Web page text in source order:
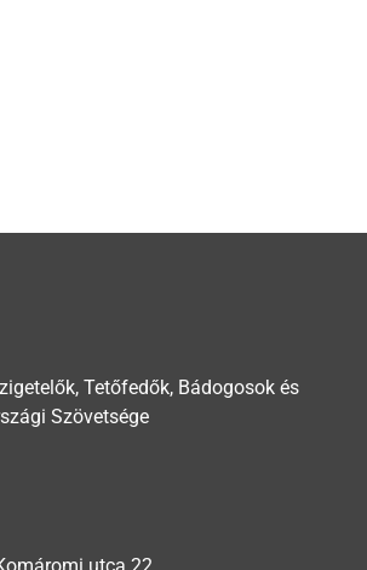
Tetőfedők, Bádogosok és
Szövetsége